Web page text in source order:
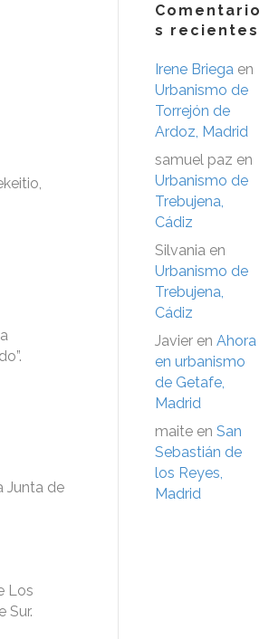
Junta de
Los
Sur.
Comentario
s recientes
Irene Briega en
Urbanismo de
Torrejón de
Ardoz, Madrid
samuel paz en
Urbanismo de
Trebujena,
Cádiz
Silvania en
Urbanismo de
Trebujena,
Cádiz
Javier en Ahora
en urbanismo
de Getafe,
Madrid
maite en San
Sebastián de
los Reyes,
Madrid